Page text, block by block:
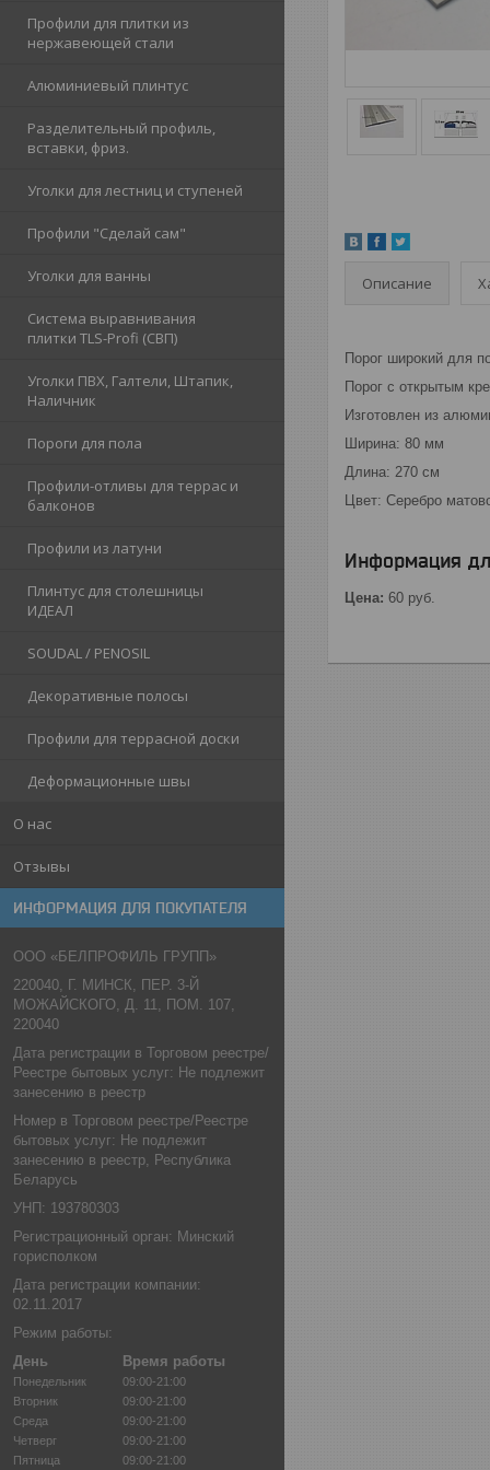
Профили для плитки из
нержавеющей стали
Алюминиевый плинтус
Разделительный профиль,
вставки, фриз.
Уголки для лестниц и ступеней
Профили "Сделай сам"
Уголки для ванны
Система выравнивания
плитки TLS-Profi (СВП)
Уголки ПВХ, Галтели, Штапик,
Наличник
Пороги для пола
Профили-отливы для террас и
балконов
Профили из латуни
Плинтус для столешницы
ИДЕАЛ
SOUDAL / PENOSIL
Декоративные полосы
Профили для террасной доски
Деформационные швы
О нас
Отзывы
ИНФОРМАЦИЯ ДЛЯ ПОКУПАТЕЛЯ
ООО «БЕЛПРОФИЛЬ ГРУПП»
220040, Г. МИНСК, ПЕР. 3-Й
МОЖАЙСКОГО, Д. 11, ПОМ. 107,
220040
Дата регистрации в Торговом реестре/
Реестре бытовых услуг: Не подлежит
занесению в реестр
Номер в Торговом реестре/Реестре
бытовых услуг: Не подлежит
занесению в реестр, Республика
Беларусь
УНП: 193780303
Регистрационный орган: Минский
горисполком
Дата регистрации компании:
02.11.2017
Режим работы:
День
Время работы
Понедельник
09:00-21:00
Вторник
09:00-21:00
Среда
09:00-21:00
Четверг
09:00-21:00
Пятница
09:00-21:00
Описание
Порог широкий для
Порог с открытым
Изготовлен из
Ширина: 80 мм
Длина: 270 см
Цвет: Серебро
Информация
Цена: 60 руб.